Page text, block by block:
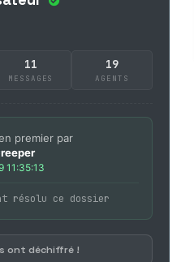
11
MESSAGES
19
AGENTS
premier par
11:35:13
résolu ce dossier
ont déchiffré !